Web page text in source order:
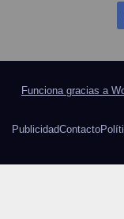
Funciona gracias a
PublicidadContacto